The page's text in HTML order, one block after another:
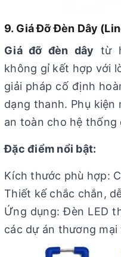
9. Giá Đỡ Đèn Dây
Giá đỡ đèn dây từ
không gỉ kết hợp với
giải pháp cố định
dạng thanh. Phụ
an toàn cho hệ thống
Đặc điểm nổi bật:
Kích thước phù hợp:
Thiết kế chắc chắn,
Ứng dụng: Đèn LED
các dự án thương mại